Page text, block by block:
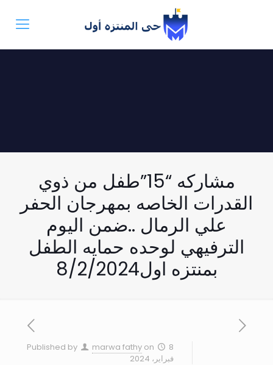
مشاركه “15”طفل من ذوي
القدرات الخاصه بمهرجان الحفر
علي الرمال ..ضمن اليوم
الترفيهي لوحده حمايه الطفل
بمنتزه اول8/2/2024
Published by marwa fathy on
8
فبراير، 2024